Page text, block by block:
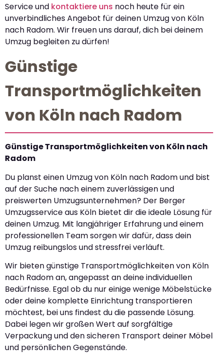
Service und kontaktiere uns noch heute für ein
unverbindliches Angebot für deinen Umzug von Köln
nach Radom. Wir freuen uns darauf, dich bei deinem
Umzug begleiten zu dürfen!
Günstige
Transportmöglichkeiten
von Köln nach Radom
Günstige Transportmöglichkeiten von Köln nach
Radom
Du planst einen Umzug von Köln nach Radom und bist
auf der Suche nach einem zuverlässigen und
preiswerten Umzugsunternehmen? Der Berger
Umzugsservice aus Köln bietet dir die ideale Lösung für
deinen Umzug. Mit langjähriger Erfahrung und einem
professionellen Team sorgen wir dafür, dass dein
Umzug reibungslos und stressfrei verläuft.
Wir bieten günstige Transportmöglichkeiten von Köln
nach Radom an, angepasst an deine individuellen
Bedürfnisse. Egal ob du nur einige wenige Möbelstücke
oder deine komplette Einrichtung transportieren
möchtest, bei uns findest du die passende Lösung.
Dabei legen wir großen Wert auf sorgfältige
Verpackung und den sicheren Transport deiner Möbel
und persönlichen Gegenstände.